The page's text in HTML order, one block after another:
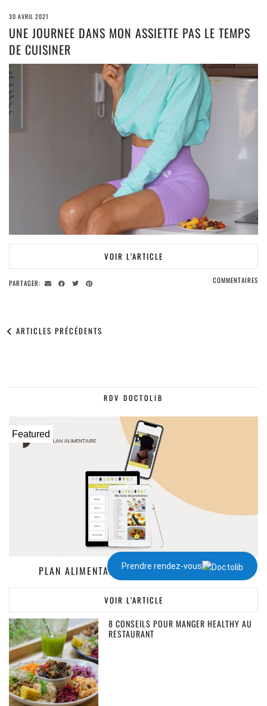
30 AVRIL 2021
UNE JOURNEE DANS MON ASSIETTE PAS LE TEMPS
DE CUISINER
VOIR L’ARTICLE
PARTAGER: COMMENTAIRES
ARTICLES PRÉCÉDENTS
RDV DOCTOLIB
Prendre rendez-vous
Featured
PLAN ALIMENTAIRE DE 1300 À 2000 KCAL
VOIR L’ARTICLE
8 CONSEILS POUR MANGER HEALTHY AU
RESTAURANT